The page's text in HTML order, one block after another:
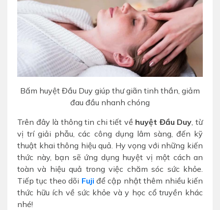
Bấm huyệt Đầu Duy giúp thư giãn tinh thần, giảm
đau đầu nhanh chóng
Trên đây là thông tin chi tiết về huyệt Đầu Duy , từ
vị trí giải phẫu, các công dụng lâm sàng, đến kỹ
thuật khai thông hiệu quả. Hy vọng với những kiến
thức này, bạn sẽ ứng dụng huyệt vị một cách an
toàn và hiệu quả trong việc chăm sóc sức khỏe.
Tiếp tục theo dõi Fuji để cập nhật thêm nhiều kiến
thức hữu ích về sức khỏe và y học cổ truyền khác
nhé!